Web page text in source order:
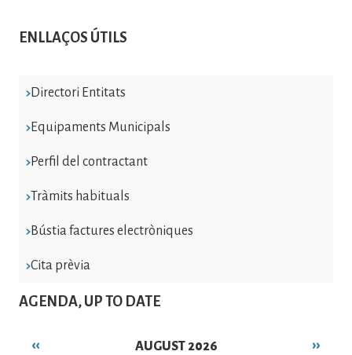
ENLLAÇOS ÚTILS
Directori Entitats
Equipaments Municipals
Perfil del contractant
Tràmits habituals
Bústia factures electròniques
Cita prèvia
AGENDA, UP TO DATE
AUGUST 2026
‹‹ ››